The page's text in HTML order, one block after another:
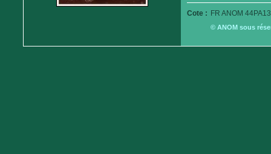
Cote : FR ANOM
© ANOM sous